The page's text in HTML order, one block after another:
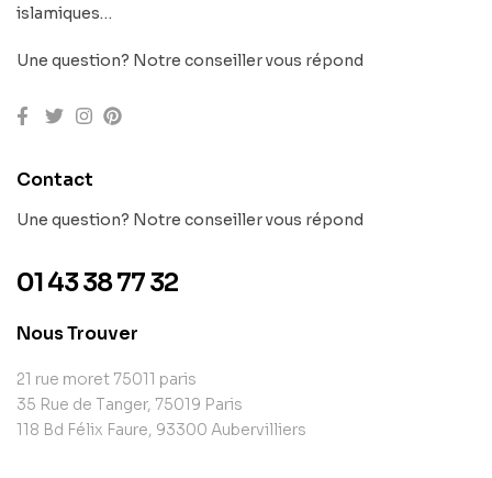
islamiques…
Une question? Notre conseiller vous répond
Contact
Une question? Notre conseiller vous répond
01 43 38 77 32
Nous Trouver
21 rue moret 75011 paris
35 Rue de Tanger, 75019 Paris
118 Bd Félix Faure, 93300 Aubervilliers